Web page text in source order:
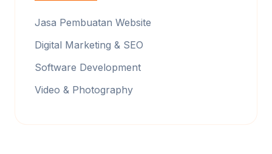
Jasa Pembuatan Website
Digital Marketing & SEO
Software Development
Video & Photography